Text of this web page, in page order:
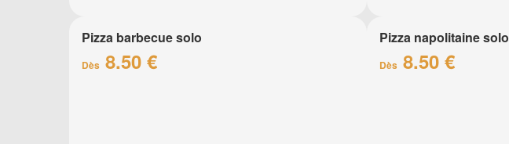
Pizza barbecue solo
Dès 8.50 €
Pizza napolitaine solo
Dès 8.50 €